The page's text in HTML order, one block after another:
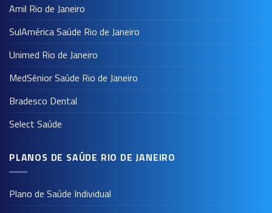
Amil Rio de Janeiro
SulAmérica Saúde Rio de Janeiro
Unimed Rio de Janeiro
MedSênior Saúde Rio de Janeiro
Bradesco Dental
Select Saúde
PLANOS DE SAÚDE RIO DE JANEIRO
Plano de Saúde Individual